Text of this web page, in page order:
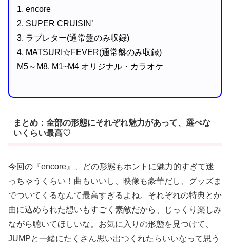
1. encore
2. SUPER CRUISIN’
3. ラブレター(通常盤のみ収録)
4. MATSURI☆FEVER(通常盤のみ収録)
M5～M8. M1~M4 オリジナル・カラオケ
まとめ：全部の形態にそれぞれ魅力があって、選べな
いくらい最高♡
今回の『encore』、どの形態もホントに魅力的すぎて迷
っちゃうくらい！曲もいいし、映像も豪華だし、グッズま
でついてくるなんて最高すぎるよね。それぞれの特典とか
曲に込められた想いもすごく素敵だから、じっくり楽しみ
ながら聴いてほしいな。お気に入りの形態を見つけて、
JUMPと一緒にたくさん思い出つくれたらいいなって思う